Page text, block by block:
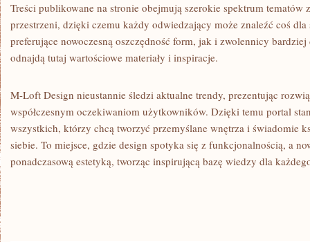
Treści publikowane na stronie obejmują szerokie spektrum tematów
przestrzeni, dzięki czemu każdy odwiedzający może znaleźć coś
preferujące nowoczesną oszczędność form, jak i zwolennicy
odnajdą tutaj wartościowe materiały i inspiracje.
M-Loft Design nieustannie śledzi aktualne trendy, prezentując
współczesnym oczekiwaniom użytkowników. Dzięki temu portal
wszystkich, którzy chcą tworzyć przemyślane wnętrza i świadomie
siebie. To miejsce, gdzie design spotyka się z funkcjonalnością, a
ponadczasową estetyką, tworząc inspirującą bazę wiedzy dla